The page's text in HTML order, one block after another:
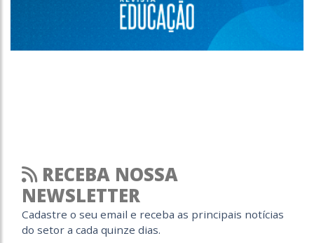
RECEBA NOSSA
NEWSLETTER
Cadastre o seu email e receba as principais notícias
do setor a cada quinze dias.